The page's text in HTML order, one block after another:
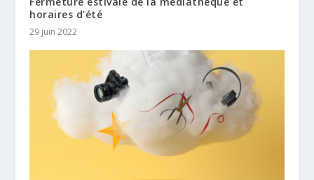
horaires d’été
29 juin 2022